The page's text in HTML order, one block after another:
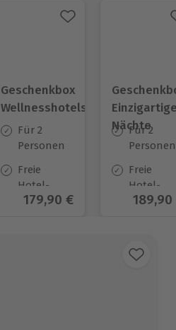
Geschenkbox
Wellnesshotels
Für 2
Personen
Freie
Hotel-
Auswahl
Aktueller Preis
179,90 €
Nächte
Für 2
Personen
Freie
Hotel-
Auswahl
189,90